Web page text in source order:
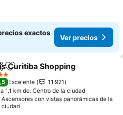
exactos
Ver precios
Agregar a favoritos
Curitiba Shopping
Excelente
11.921
a 1.1 km de: Centro de la ciudad
Ascensores con vistas panorámicas de la
ciudad